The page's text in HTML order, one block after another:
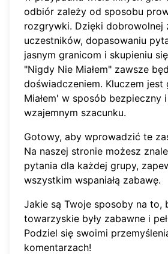
odbiór zależy od sposobu
rozgrywki. Dzięki dobrowolnej
uczestników, dopasowaniu
jasnym granicom i skupieniu
"Nigdy Nie Miałem" zawsze
doświadczeniem. Kluczem
Miałem' w sposób bezpieczny
wzajemnym szacunku.
Gotowy, aby wprowadzić te
Na naszej stronie możesz
pytania dla każdej grupy,
wszystkim wspaniałą zabawę.
Jakie są Twoje sposoby na to,
towarzyskie były zabawne i
Podziel się swoimi
komentarzach!